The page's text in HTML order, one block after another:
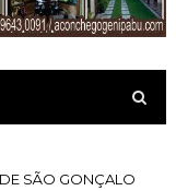
SÃO GONÇALO